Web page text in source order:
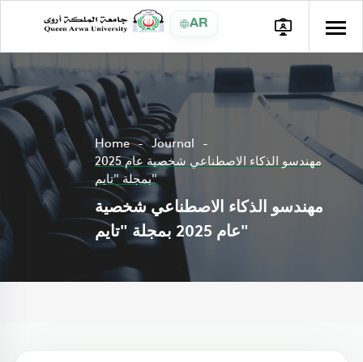
AR
Home
Journal
مهندسو الذكاء الاصطناعي شخصية عام 2025
بمجلة "تايم"
مهندسو الذكاء الاصطناعي شخصية
عام 2025 بمجلة "تايم"